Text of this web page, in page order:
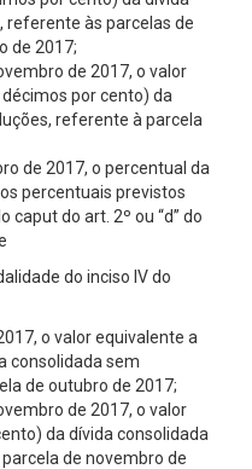
referente às parcelas de
de 2017;
de 2017, o valor
por cento) da
referente à parcela
de 2017, o percentual da
percentuais previstos
caput do art. 2º ou “d” do
do inciso IV do
o valor equivalente a
consolidada sem
de outubro de 2017;
de 2017, o valor
da dívida consolidada
de novembro de